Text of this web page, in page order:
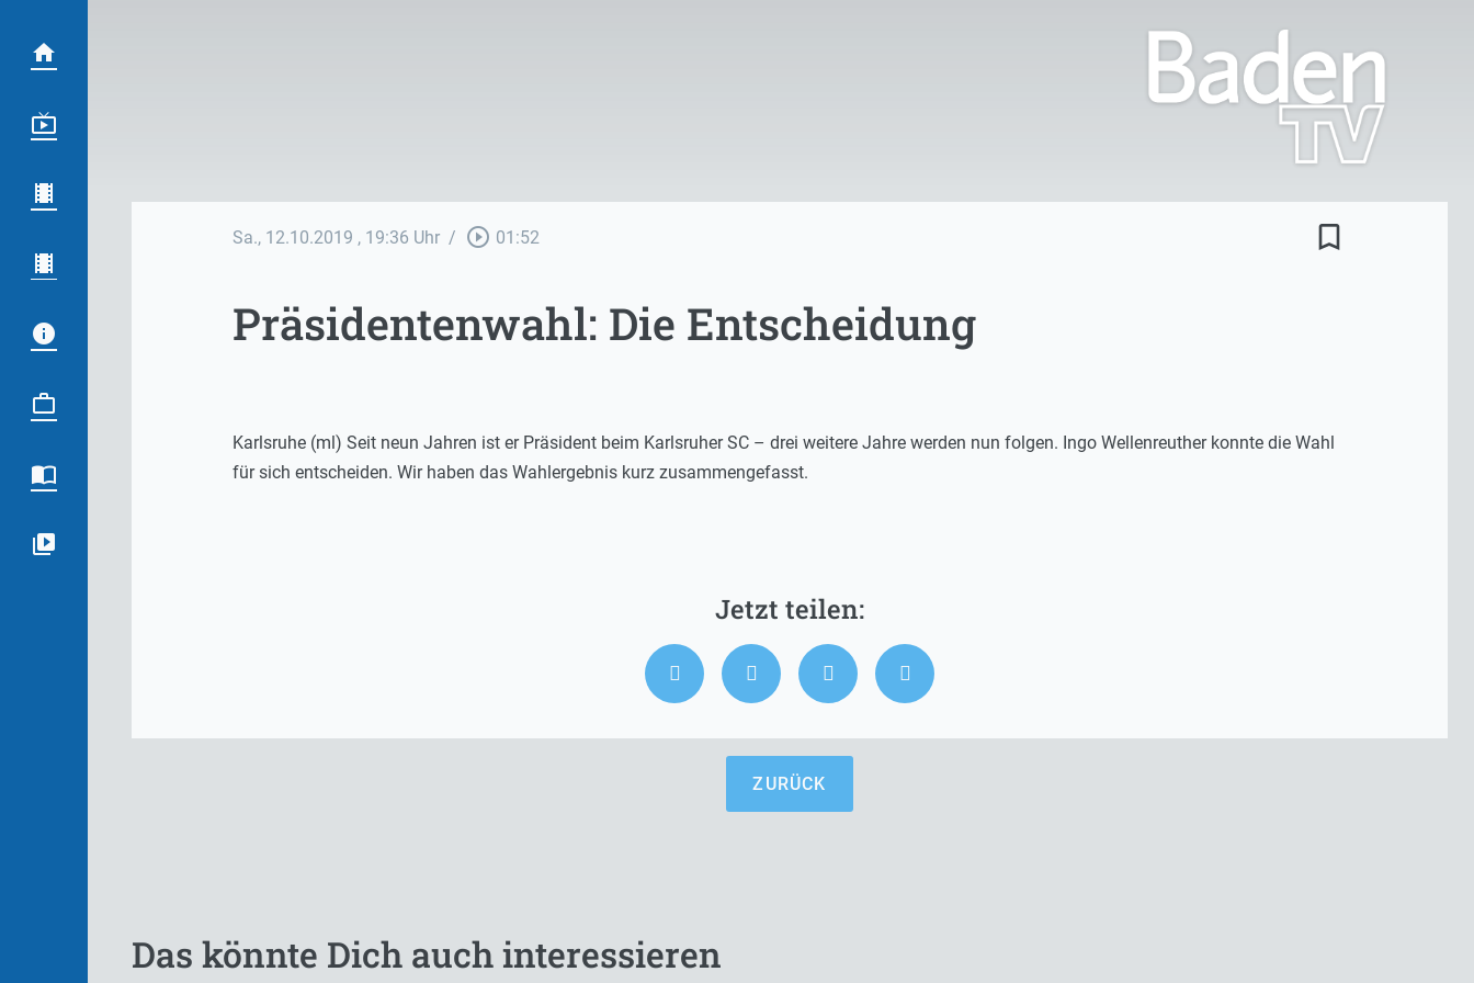
Sa., 12.10.2019 , 19:36 Uhr / play_circle_outline 01:52 bookmark_border
Präsidentenwahl: Die Entscheidung
Karlsruhe (ml) Seit neun Jahren ist er Präsident beim Karlsruher SC – drei weitere Jahre werden nun folgen. Ingo Wellenreuther konnte die Wahl
für sich entscheiden. Wir haben das Wahlergebnis kurz zusammengefasst.
ZURÜCK
Das könnte Dich auch interessieren